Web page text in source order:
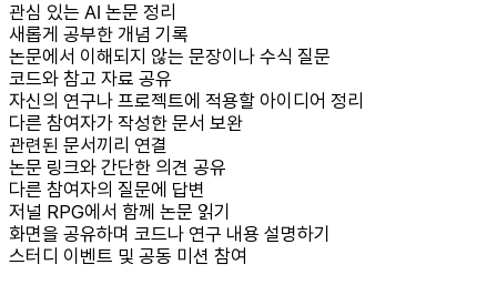
관심 있는 AI 논문 정리
새롭게 공부한 개념 기록
논문에서 이해되지 않는 문장이나 수식 질문
코드와 참고 자료 공유
자신의 연구나 프로젝트에 적용할 아이디어 정리
다른 참여자가 작성한 문서 보완
관련된 문서끼리 연결
논문 링크와 간단한 의견 공유
다른 참여자의 질문에 답변
저널 RPG에서 함께 논문 읽기
화면을 공유하며 코드나 연구 내용 설명하기
스터디 이벤트 및 공동 미션 참여